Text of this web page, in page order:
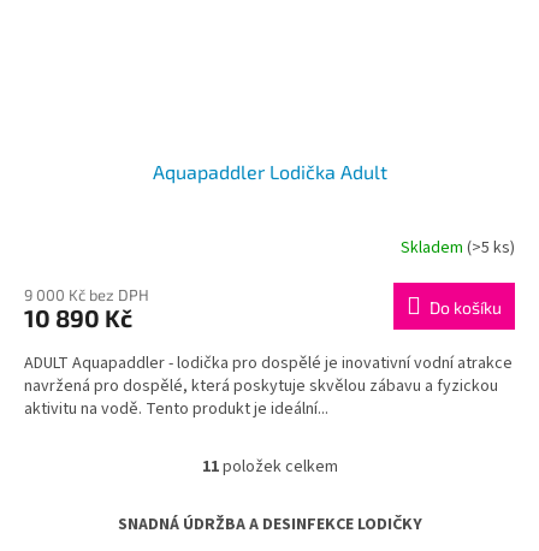
Aquapaddler Lodička Adult
produktu
je
z
5
hvězdiček.
Skladem(>5 ks)
9 000 Kč bez DPH
10 890 Kč Do košíku
ADULT Aquapaddler - lodička pro dospělé je inovativní vodní atrakce
navržená pro dospělé, která poskytuje skvělou zábavu a fyzickou
aktivitu na vodě. Tento produkt je ideální...
O
l
11položek celkem
SNADNÁ ÚDRŽBA A DESINFEKCE LODIČKY